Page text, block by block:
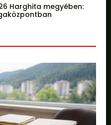
Harghita megyében: